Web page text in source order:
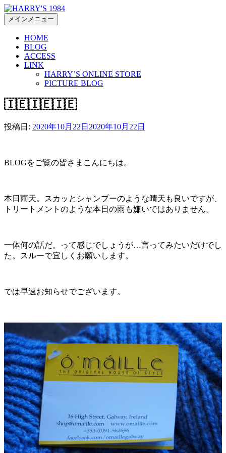
コ
ン
プ
メインメニュー
HOME
BLOG
ACCESS
LINK
HARRY’S ONLINE STORE
PICTURE BLOG
🇮🇪🇮🇪🇮🇪
投稿日: 2020年10月22日 2020年10月22日
BLOGをご覧の皆さまこんにちは。
本日雨天。スカッとシャンプーのような晴天も良いですが、
トリートメントのような本日の雨も嫌いではありません。
一体何の話だ。って感じでしょうが…言ってみたいだけでし
た。スルーで宜しくお願いします。
では早速お知らせでございます。